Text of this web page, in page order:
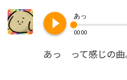
play_circle_filled あっ
00:00
あっ って感じの曲